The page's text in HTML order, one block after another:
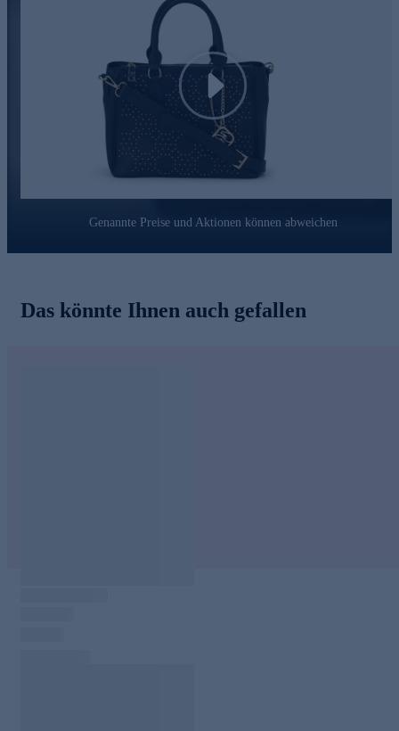
Play
Genannte Preise und Aktionen können abweichen
Das könnte Ihnen auch gefallen